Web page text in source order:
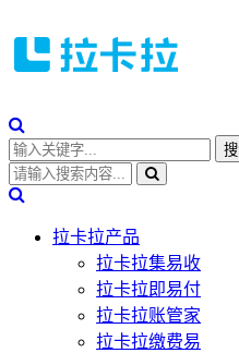
拉卡拉产品
拉卡拉集易收
拉卡拉即易付
拉卡拉账管家
拉卡拉缴费易